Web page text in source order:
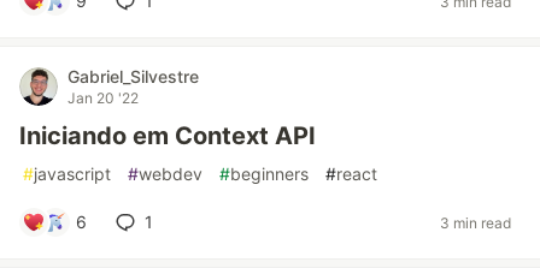
Gabriel_Silvestre
Jan 20 '22
Iniciando em Context API
#javascript #webdev #beginners #react
6 1 3 min read